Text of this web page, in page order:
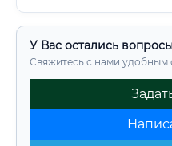
У Вас остались
Свяжитесь с нами удобным